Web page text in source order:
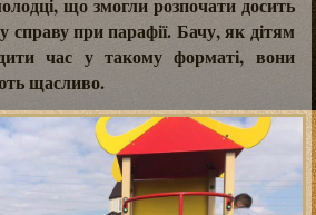
що змогли розпочати досить
справу при парафії. Бачу, як дітям
час у такому форматі, вони
щасливо.